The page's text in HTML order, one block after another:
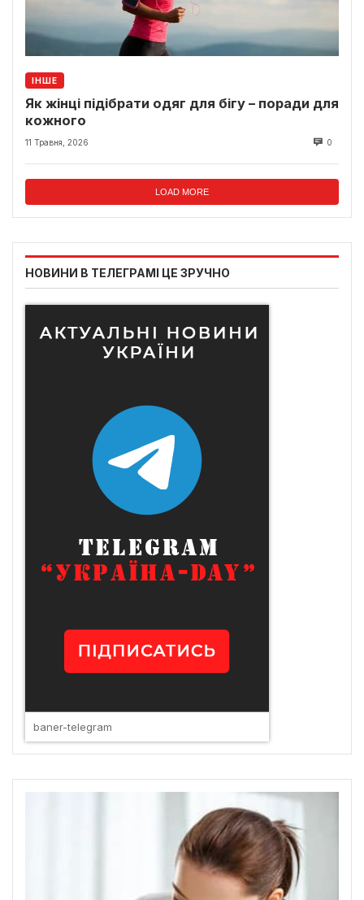
ІНШЕ
Як жінці підібрати одяг для бігу – поради для
кожного
11 Травня, 2026 0
LOAD MORE
НОВИНИ В ТЕЛЕГРАМІ ЦЕ ЗРУЧНО
baner-telegram